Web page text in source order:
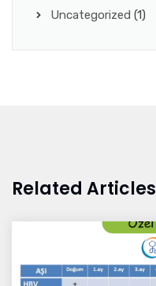
Uncategorized (1)
Related Articles